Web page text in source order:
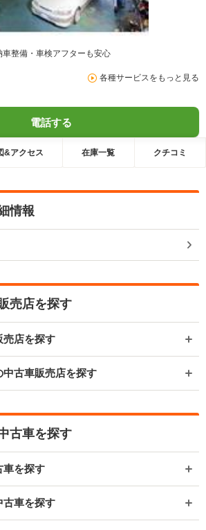
整備・車検アフターも安心
各種サービスをもっと見る
電話する
&アクセス 在庫一覧 クチコミ
情報
売店を探す
売店を探す
古車販売店を探す
古車を探す
車を探す
古車を探す